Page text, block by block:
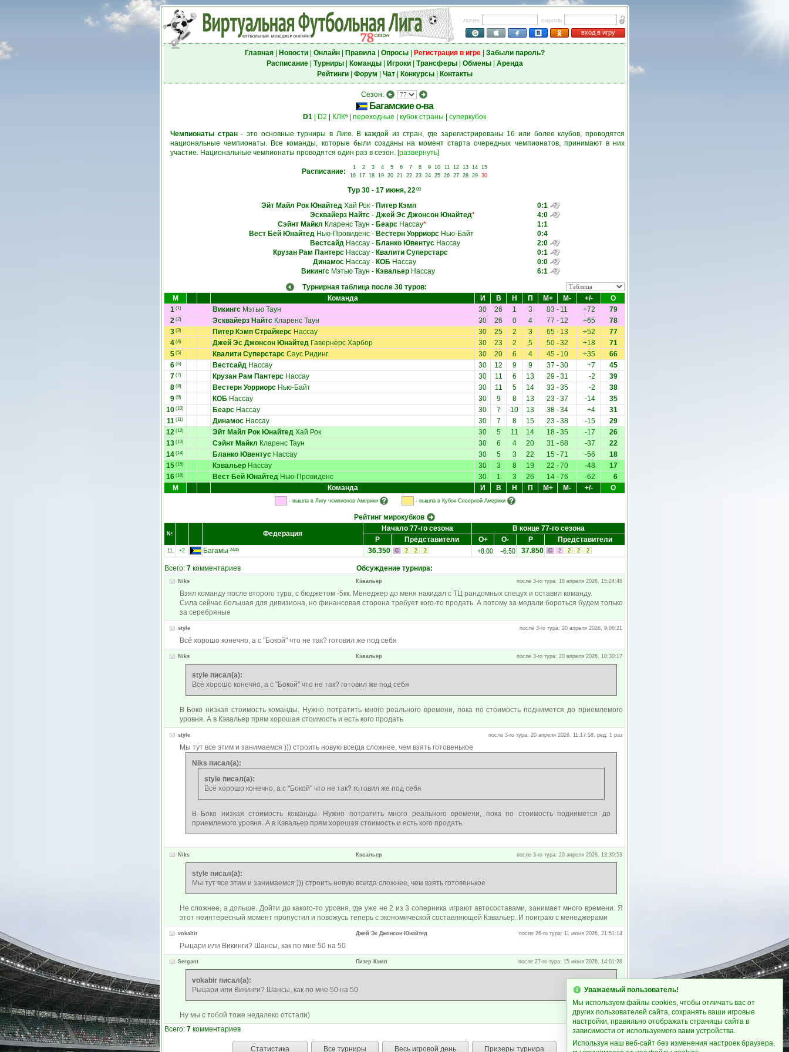
логин
пароль
вход в игру
Главная| Новости| Онлайн| Правила| Опросы| Регистрация в игре| Забыли пароль?
Расписание| Турниры| Команды| Игроки| Трансферы| Обмены| Аренда
Рейтинги| Форум Чат| Конкурсы| Контакты
Сезон:
Багамские о-ва
D1 D2 КЛК6 переходные кубок страны суперкубок
Чемпионаты стран- это основные турниры в Лиге. В каждой из стран, где зарегистрированы 16 или более клубов, проводятся
национальные чемпионаты. Все команды, которые были созданы на момент старта очередных чемпионатов, принимают в них
участие. Национальные чемпионаты проводятся один раз в сезон. [развернуть]
Расписание: 1 2 3 4 5 6 7 8 9 10 11 12 13 14
15
16
17 18 19 20 21 22 23 24 25 26 27 28 29 30
Тур 30- 17 июня, 2200
Эйт Майл Рок ЮнайтедХай Рок- Питер Кэмп
0:1
Эсквайерз Найтс- Джей Эс Джонсон Юнайтед*
4:0
Сэйнт Майкл Кларенс Таун - БеарсНассау*
1:1
Вест Бей ЮнайтедНью-Провиденс- Вестерн УорриорсНью-Байт
0:4
ВестсайдНассау- Бланко ЮвентусНассау
2:0
Крузан Рам ПантерсНассау- Квалити Суперстарс
0:1
ДинамосНассау- КОБНассау
0:0
ВикингсМэтью Таун - КэвальерНассау
6:1
Турнирная таблица после 30 туров:
М
Команда И В Н П М+ М- +/-
О
1 (1) Викингс Мэтью Таун 30 26 1 3 83 - 11 +72
79
2 (2) Эсквайерз Найтс Кларенс Таун 30 26 0 4 77 - 12 +65
78
3 (3) Питер Кэмп Страйкерс Нассау 30 25 2 3 65 - 13 +52
77
4 (4) Джей Эс Джонсон Юнайтед Гавернерс Харбор 30 23 2 5 50 -32 +18
71
5 (5) Квалити Суперстарс Саус Ридинг 30 20 6 4 45 - 10 +35
66
6 (6) Вестсайд Нассау 30 12 9 9 37 -30 +7
45
7 (7) Крузан Рам Пантерс Нассау 30 11 6 13 29 -31 -2
39
8 (8) Вестерн Уорриорс Нью-Байт 30 11 5 14 33 -35 -2
38
9 (9) КОБ Нассау 30 9 8 13 23 -37 -14
35
10 (10) Беарс Нассау 30 7 10 13 38 -34 +4
31
11 (11) Динамос Нассау 30 7 8 15 23 -38 -15
29
12 (12) Эйт Майл Рок Юнайтед Хай Рок 30 5 11 14 18 -35 -17
26
13 (13) Сэйнт Майкл Кларенс Таун 30 6 4 20 31 -68 -37
22
14 (14) Бланко Ювентус Нассау 30 5 3 22 15 -71 -56
18
15 (15) Кэвальер Нассау 30 3 8 19 22 -70 -48
17
16 (16) Вест Бей Юнайтед Нью-Провиденс 30 1 3 26 14 -76 -62
6
М
Команда И В Н П М+ М- +/- О
- вышла в Лигу чемпионов Америки - вышла в Кубок Северной Америки
Рейтинг мирокубков
№ Федерация
Начало 77-го сезона
В конце 77-го сезона
Р
Представители О+ О- Р Представители
11. +2 Багамы 2445 36.350 С 2 2 2 +8.00 -6.50 37.850 С 2 2 2 2
Всего: 7 комментариев Обсуждение турнира:
Niks Кэвальер после 3-го тура: 18 апреля 2026, 15:24:48
Взял команду после второго тура, с бюджетом -5кк. Менеджер до меня накидал с ТЦ рандомных спецух и оставил команду.
Сила сейчас большая для дивизиона, но финансовая сторона требует кого-то продать. А потому за медали бороться будем только
за серебряные
style после 3-го тура: 20 апреля 2026, 9:06:21
Всё хорошо конечно, а с "Бокой" что не так? готовил же под себя
Niks Кэвальер после 3-го тура: 20 апреля 2026, 10:30:17
style писал(а):
Всё хорошо конечно, а с "Бокой" что не так? готовил же под себя
В Боко низкая стоимость команды. Нужно потратить много реального времени, пока по стоимость поднимется до приемлемого
уровня. А в Кэвальер прям хорошая стоимость и есть кого продать
style после 3-го тура: 20 апреля 2026, 11:17:58, ред. 1 раз
Мы тут все этим и занимаемся ))) строить новую всегда сложнее, чем взять готовенькое
Niks писал(а):
style писал(а):
Всё хорошо конечно, а с "Бокой" что не так? готовил же под себя
В Боко низкая стоимость команды. Нужно потратить много реального времени, пока по стоимость поднимется до
приемлемого уровня. А в Кэвальер прям хорошая стоимость и есть кого продать
Niks Кэвальер после 3-го тура: 20 апреля 2026, 13:30:53
style писал(а):
Мы тут все этим и занимаемся ))) строить новую всегда сложнее, чем взять готовенькое
Не сложнее, а дольше. Дойти до какого-то уровня, где уже не 2 из 3 соперника играют автосоставами, занимает много времени. Я
этот неинтересный момент пропустил и повожусь теперь с экономической составляющей Кэвальер. И поиграю с менеджерами
vokabir Джей Эс Джонсон Юнайтед после 26-го тура: 11 июня 2026, 21:51:14
Рыцари или Викинги? Шансы, как по мне 50 на 50
Sergant Питер Кэмп после 27-го тура: 15 июня 2026, 14:01:28
vokabir писал(а):
Рыцари или Викинги? Шансы, как по мне 50 на 50
Ну мы с тобой тоже недалеко отстали)
Всего: 7 комментариев
Статистика Все турниры Весь игровой день Призеры турнира
Уважаемый пользователь!
Мы используем файлы cookies, чтобы отличать вас от
других пользователей сайта, сохранять ваши игровые
настройки, правильно отображать страницы сайта в
зависимости от используемого вами устройства.
Используя наш веб-сайт без изменения настроек браузера,